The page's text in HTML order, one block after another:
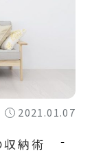
2021.01.07